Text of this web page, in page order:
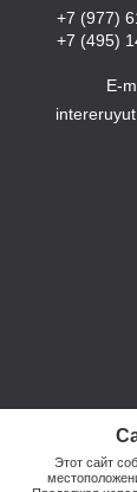
Этот сайт
+7 (977)
+7 (495)
E-